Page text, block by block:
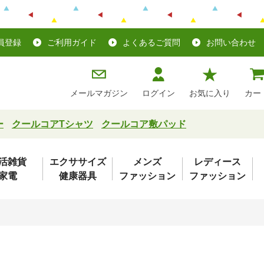
登録 ご利用ガイド よくあるご質問 お問い合わせ
メールマガジン ログイン お気に入り カー
クールコアTシャツ クールコア敷パッド
雑貨
電
エクササイズ
健康器具
メンズ
ファッション
レディース
ファッション